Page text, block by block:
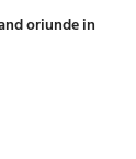
oriunde in